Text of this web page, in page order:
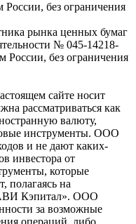
без ограничения
рынка ценных бумаг
№ 045-14218-
России, без ограничения
сайте носит
рассматриваться как
валюту,
инструменты. ООО
и не дают каких-
инвестора от
которые
полагаясь на
Кэпитал». ООО
за возможные
операций, либо